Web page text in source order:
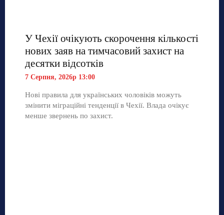
У Чехії очікують скорочення кількості
нових заяв на тимчасовий захист на
десятки відсотків
7 Серпня, 2026р 13:00
Нові правила для українських чоловіків можуть
змінити міграційні тенденції в Чехії. Влада очікує
менше звернень по захист.